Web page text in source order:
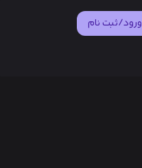
ورود/ثبت نام